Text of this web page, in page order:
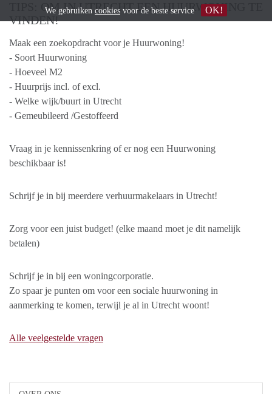
TIPS: OM IN UTRECHT EEN HUURWONING TE
VINDEN!
Maak een zoekopdracht voor je Huurwoning!
- Soort Huurwoning
- Hoeveel M2
- Huurprijs incl. of excl.
- Welke wijk/buurt in Utrecht
- Gemeubileerd /Gestoffeerd
Vraag in je kennissenkring of er nog een Huurwoning
beschikbaar is!
Schrijf je in bij meerdere verhuurmakelaars in Utrecht!
Zorg voor een juist budget! (elke maand moet je dit namelijk
betalen)
Schrijf je in bij een woningcorporatie.
Zo spaar je punten om voor een sociale huurwoning in
aanmerking te komen, terwijl je al in Utrecht woont!
Alle veelgestelde vragen
We gebruiken cookies voor de beste service OK!